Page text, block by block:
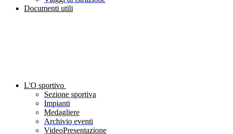
Documenti utili
L'O sportivo
Sezione sportiva
Impianti
Medagliere
Archivio eventi
VideoPresentazione